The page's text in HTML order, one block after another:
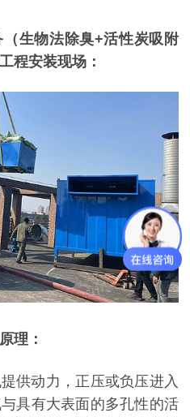
生物法除臭+活性炭吸附
程安装现场：
理：
供动力，正压或负压进入
具有大表面的多孔性的活